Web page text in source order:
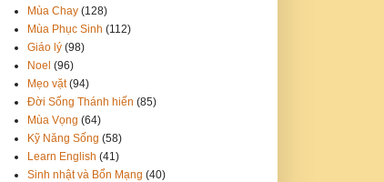
Mùa Chay (128)
Mùa Phục Sinh (112)
Giáo lý (98)
Noel (96)
Mẹo vặt (94)
Đời Sống Thánh hiến (85)
Mùa Vọng (64)
Kỹ Năng Sống (58)
Learn English (41)
Sinh nhật và Bổn Mạng (40)